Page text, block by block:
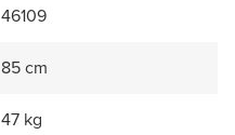
46109
85 cm
47 kg